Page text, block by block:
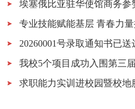
20260001号录取通知书已送